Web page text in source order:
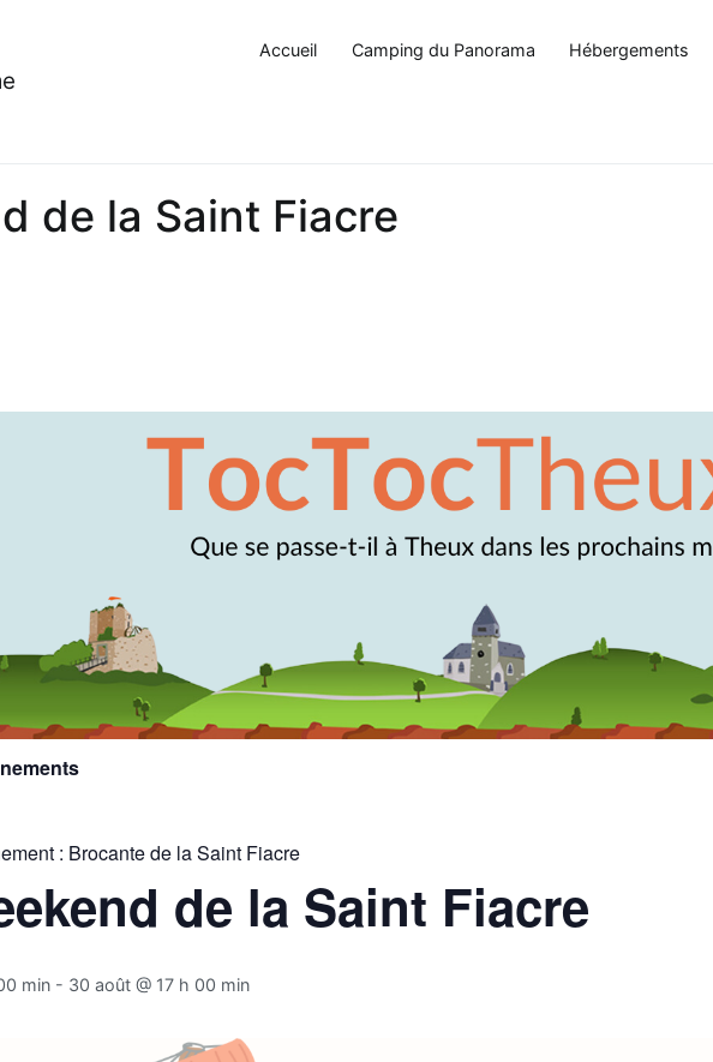
Accueil Camping du Panorama Hébergements
de la Saint Fiacre
: Brocante de la Saint Fiacre
de la Saint Fiacre
min - 30 août @ 17 h 00 min